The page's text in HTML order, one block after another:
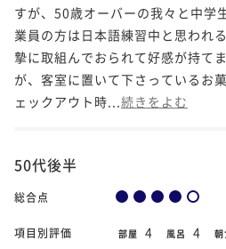
すが、50歳オーバーの我々と中学
業員の方は日本語練習中と思われ
摯に取組んでおられて好感が持て
が、客室に置いて下さっているお
ェックアウト時... 続きをよむ
50代後半
総合点
項目別評価 部屋 4 風呂 4 朝